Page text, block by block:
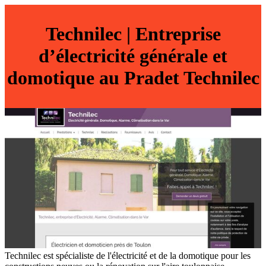
Technilec | Entreprise
d’électricité générale et
domotique au Pradet Technilec
Technilec est spécialiste de l'électricité et de la domotique pour les